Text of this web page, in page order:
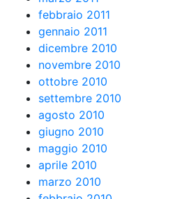
febbraio 2011
gennaio 2011
dicembre 2010
novembre 2010
ottobre 2010
settembre 2010
agosto 2010
giugno 2010
maggio 2010
aprile 2010
marzo 2010